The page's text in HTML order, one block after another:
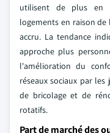
utilisent de plus en
logements en raison
accru. La tendance
approche plus
l'amélioration du
réseaux sociaux par
de bricolage et de
rotatifs.
Part de marché des